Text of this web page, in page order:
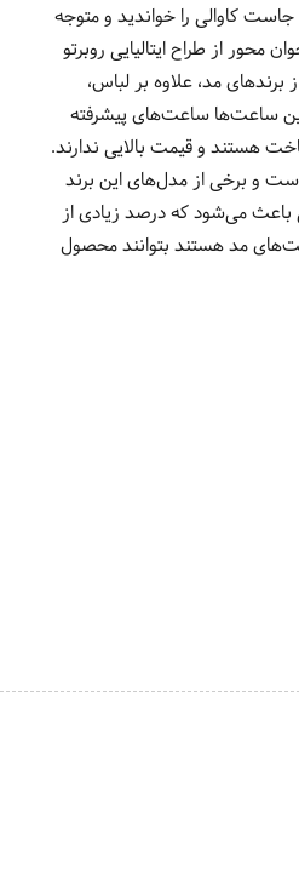
کاوالی را خواندید و متوجه
از طراح ایتالیایی روبرتو
برندهای مد، علاوه بر لباس،
ساعت‌ها ساعت‌های پیشرفته
هستند و قیمت بالایی ندارند.
و برخی از مدل‌های این برند
باعث می‌شود که درصد زیادی از
مد هستند بتوانند محصول